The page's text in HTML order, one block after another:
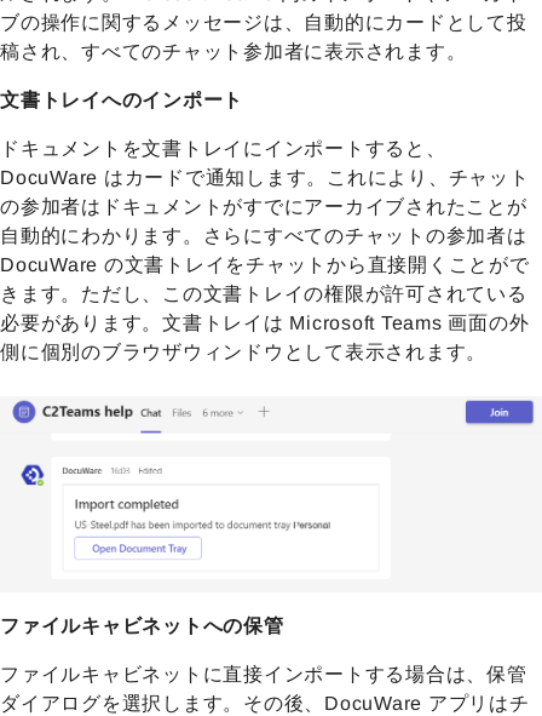
ブの操作に関するメッセージは、自動的にカードとして投
稿され、すべてのチャット参加者に表示されます。
文書トレイへのインポート
ドキュメントを文書トレイにインポートすると、
DocuWare はカードで通知します。これにより、チャット
の参加者はドキュメントがすでにアーカイブされたことが
自動的にわかります。さらにすべてのチャットの参加者は
DocuWare の文書トレイをチャットから直接開くことがで
きます。ただし、この文書トレイの権限が許可されている
必要があります。文書トレイは Microsoft Teams 画面の外
側に個別のブラウザウィンドウとして表示されます。
ファイルキャビネットへの保管
ファイルキャビネットに直接インポートする場合は、保管
ダイアログを選択します。その後、DocuWare アプリはチ